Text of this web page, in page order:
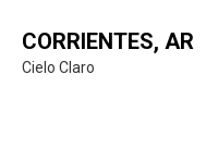
CORRIENTES, AR
Cielo Claro